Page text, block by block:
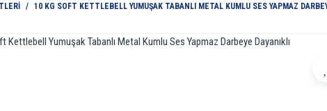
10 KG SOFT KETTLEBELL YUMUŞAK TABANLI METAL KUMLU SES YAPMAZ